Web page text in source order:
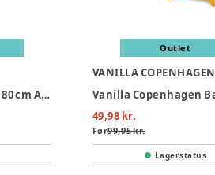
Filibabba Badebassin 80 cm Alfie – Unicorn Shores
Outlet
VANILLA COPENHAGEN
49,98 kr.
Før99,95 kr.
Lagerstatus